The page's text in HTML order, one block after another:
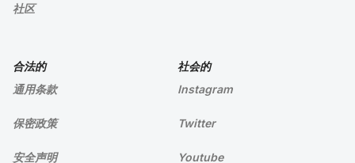
社区
合法的
通用条款
保密政策
安全声明
社会的
Instagram
Twitter
Youtube